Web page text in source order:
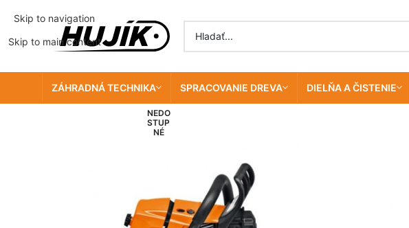
Skip to navigation
Skip to main content
ZÁHRADNÁ TECHNIKA SPRACOVANIE DREVA DIELŇA A ČISTENIE
NEDO
STUP
NÉ